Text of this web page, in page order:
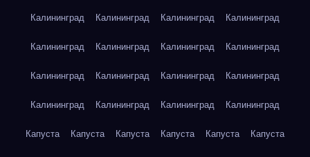
Калининград Калининград Калининград Калининград
Калининград Калининград Калининград Калининград
Калининград Калининград Калининград Калининград
Калининград Калининград Калининград Калининград
Капуста Капуста Капуста Капуста Капуста Капуста